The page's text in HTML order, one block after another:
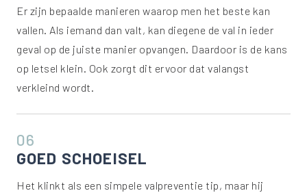
Er zijn bepaalde manieren waarop men het beste kan
vallen. Als iemand dan valt, kan diegene de val in ieder
geval op de juiste manier opvangen. Daardoor is de kans
op letsel klein. Ook zorgt dit ervoor dat valangst
verkleind wordt.
06
GOED SCHOEISEL
Het klinkt als een simpele valpreventie tip, maar hij